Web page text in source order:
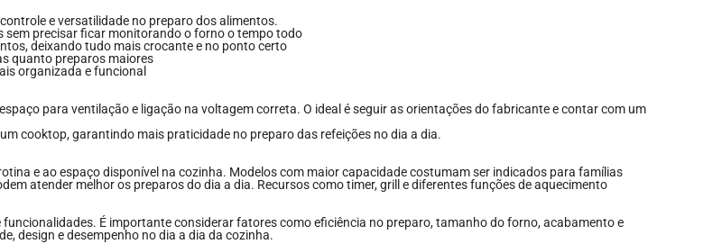
e versatilidade no preparo dos alimentos.
sem precisar ficar monitorando o forno o tempo todo
deixando tudo mais crocante e no ponto certo
quanto preparos maiores
organizada e funcional
para ventilação e ligação na voltagem correta. O ideal é seguir as orientações do fabricante e contar com um
cooktop, garantindo mais praticidade no preparo das refeições no dia a dia.
e ao espaço disponível na cozinha. Modelos com maior capacidade costumam ser indicados para famílias
atender melhor os preparos do dia a dia. Recursos como timer, grill e diferentes funções de aquecimento
É importante considerar fatores como eficiência no preparo, tamanho do forno, acabamento e
design e desempenho no dia a dia da cozinha.